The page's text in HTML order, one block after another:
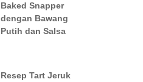
Baked Snapper
dengan Bawang
Putih dan Salsa
Resep Tart Jeruk